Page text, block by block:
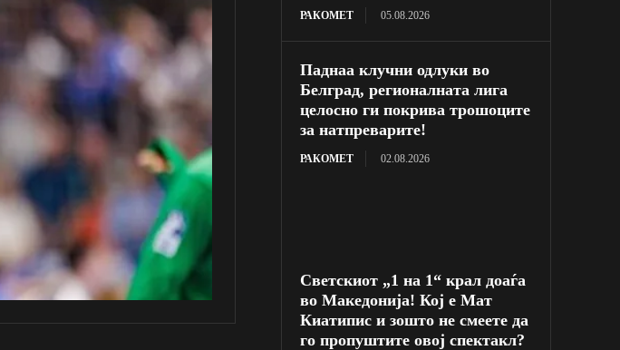
РАКОМЕТ 05.08.2026
Паднаа клучни одлуки во
Белград, регионалната лига
целосно ги покрива трошоците
за натпреварите!
РАКОМЕТ 02.08.2026
Светскиот „1 на 1“ крал доаѓа
во Македонија! Кој е Мат
Киатипис и зошто не смеете да
го пропуштите овој спектакл?